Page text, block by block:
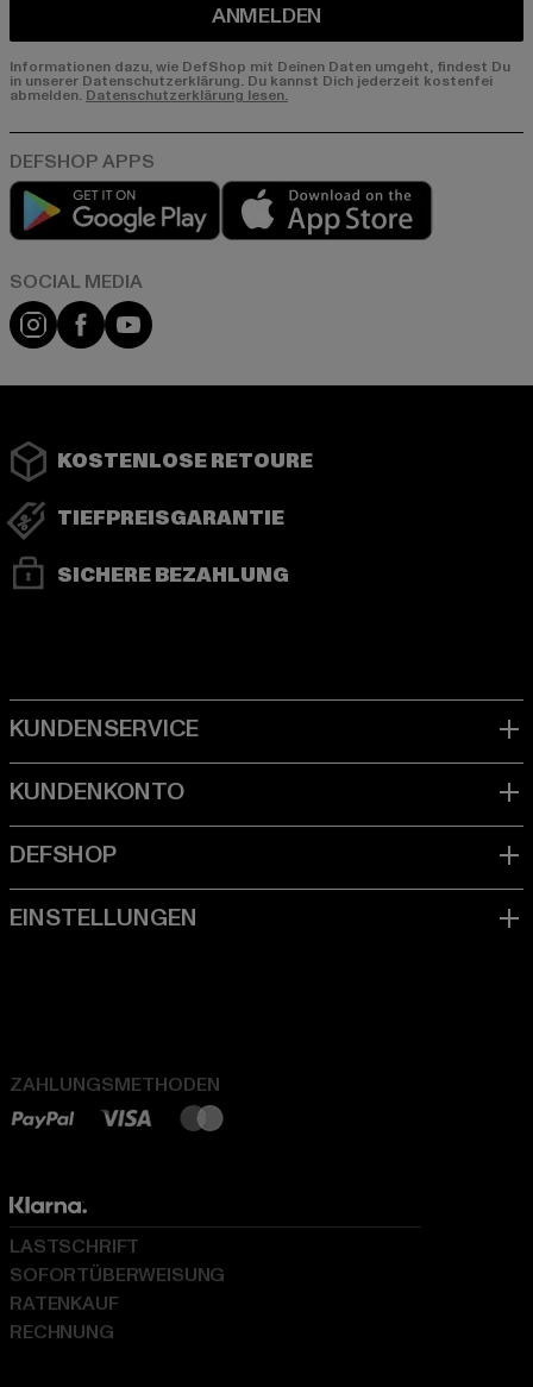
ANMELDEN
Informationen dazu, wie DefShop mit Deinen Daten umgeht, findest Du
in unserer Datenschutzerklärung. Du kannst Dich jederzeit kostenfei
abmelden. Datenschutzerklärung lesen.
Play market
Instagram
FacebookYouTube
KOSTENLOSE RETOURE
TIEFPREISGARANTIE
SICHERE BEZAHLUNG
ZAHLUNGSMETHODEN
LASTSCHRIFT
SOFORTÜBERWEISUNG
RATENKAUF
RECHNUNG